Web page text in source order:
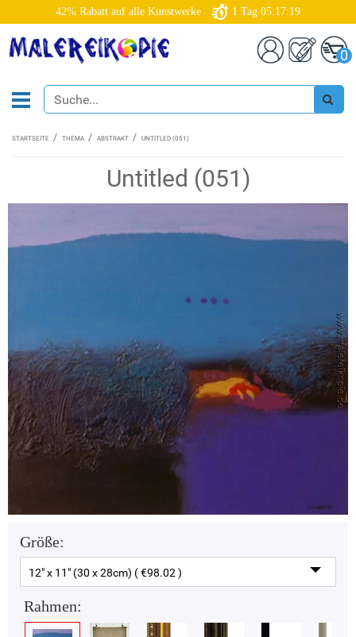
42% Rabatt auf alle Kunstwerke 1 Tag 05:17:18
0
STARTSEITE THEMA ABSTRAKT UNTITLED (051)
Untitled (051)
Größe:
12" x 11" (30 x 28cm) ( €98.02 )
Rahmen: